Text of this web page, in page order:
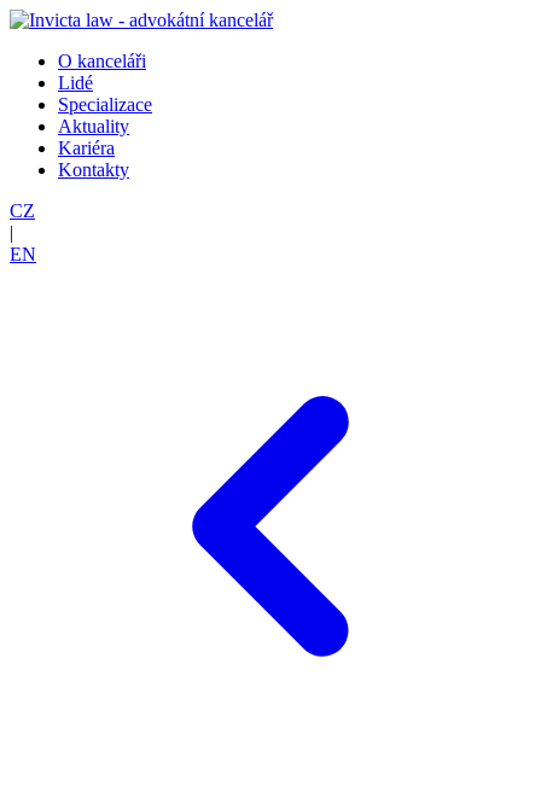
O kanceláři
Lidé
Specializace
Aktuality
Kariéra
Kontakty
CZ
|
EN